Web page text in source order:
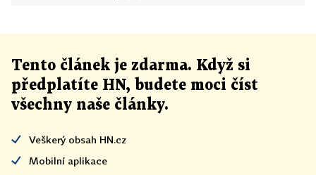
Tento článek je zdarma. Když si
předplatíte HN, budete moci číst
všechny naše články.
Veškerý obsah HN.cz
Mobilní aplikace